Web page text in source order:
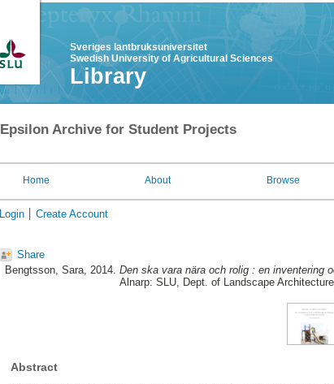
Sveriges lantbruksuniversitet
Swedish University of Agricultural Sciences
Library
Epsilon Archive for Student Projects
Home About Browse
Login Create Account
Share
Bengtsson, Sara, 2014. Den ska vara nära och rolig : en inventering
Alnarp: SLU, Dept. of Landscape
Abstract